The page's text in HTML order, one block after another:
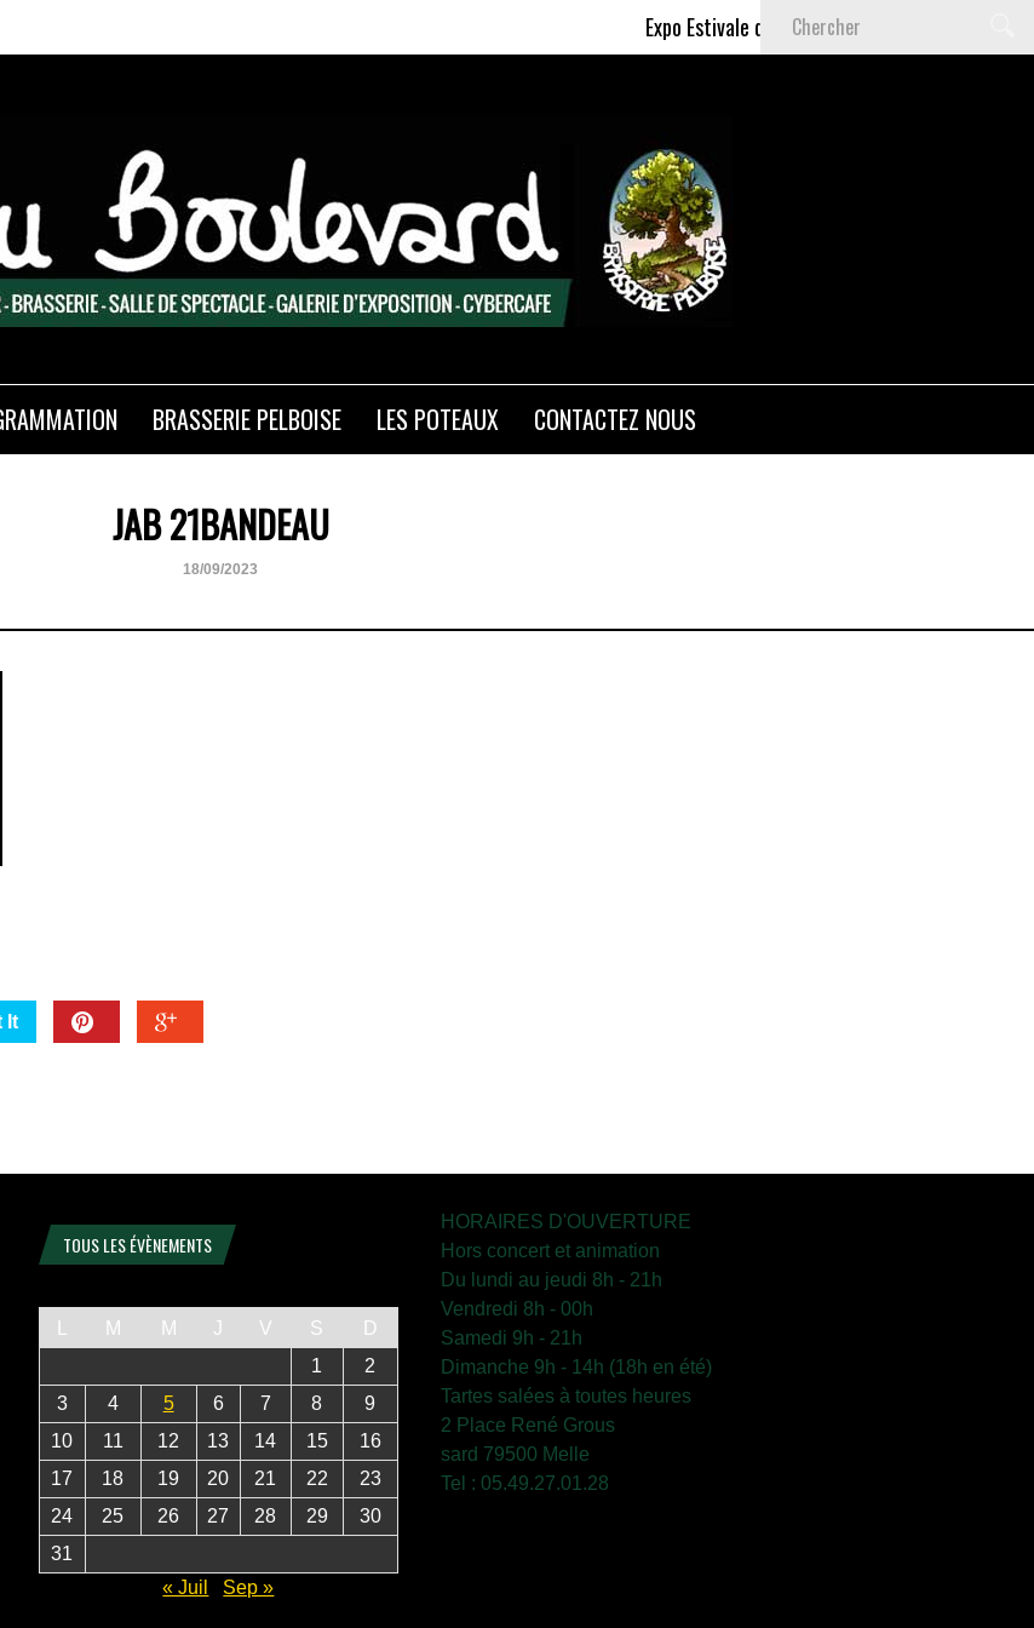
Expo Estivale de Céline DELAS - Du 9 Juillet au 6
BRASSERIE PELBOISE LES POTEAUX CONTACTEZ NOUS
JAB 21BANDEAU
18/09/2023
It
TOUS LES ÉVÈNEMENTS
M M J V S
D
1
2
3
4 5 6 7 8
9
10
11 12 13 14 15
16
17
18 19 20 21 22
23
24
25 26 27 28 29
30
31
« Juil
Sep »
HORAIRES D'OUVERTURE
Hors concert et animation
Du lundi au jeudi 8h - 21h
Vendredi 8h - 00h
Samedi 9h - 21h
Dimanche 9h - 14h (18h en été)
Tartes salées à toutes heures
2 Place René Grous
sard 79500 Melle
Tel : 05.49.27.01.28